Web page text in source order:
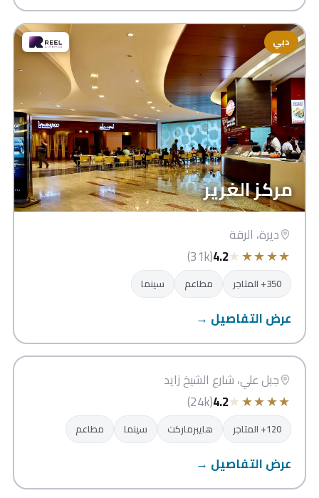
دبي
مركز الغرير
ديرة، الرقة
★
★
★
★
★
4.2
(31k)
350+ المتاجر مطاعم سينما
عرض التفاصيل →
دبي
فستيفال بلازا
جبل علي، شارع الشيخ زايد
★
★
★
★
★
4.2
(24k)
120+ المتاجر هايبرماركت سينما مطاعم
عرض التفاصيل →
العربي سنتر